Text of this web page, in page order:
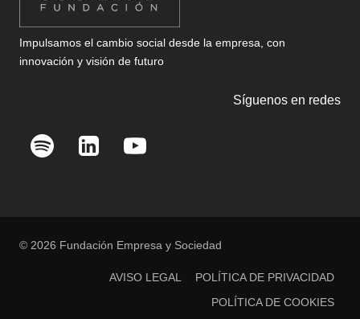
Impulsamos el cambio social desde la empresa, con
innovación y visión de futuro
Síguenos en redes
© 2026 Fundación Empresa y Sociedad
AVISO LEGAL
POLÍTICA DE PRIVACIDAD
POLÍTICA DE COOKIES